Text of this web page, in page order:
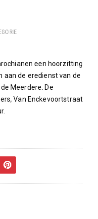
een hoorzitting
aan de eredienst van de
Meerdere. De
Van Enckevoortstraat